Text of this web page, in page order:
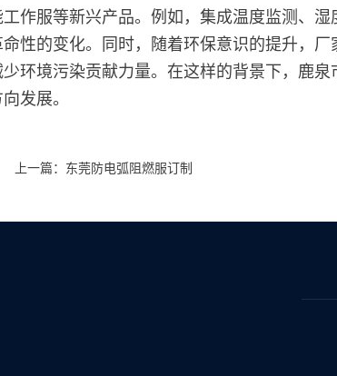
作服等新兴产品。例如，集成温度监测、
性的变化。同时，随着环保意识的提升，
环境污染贡献力量。在这样的背景下，鹿
发展。
上一篇：东莞防电弧阻燃服订制